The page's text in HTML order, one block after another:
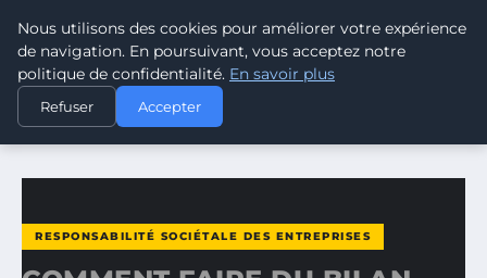
CLIMATE RESPONSE BLOG
ACCUEIL
RESPONSABILITÉ SOCIÉTALE DES ENTREPRISES
COMMENT FAIRE DU BILAN CARBONE UN AVANTAGE…
RESPONSABILITÉ SOCIÉTALE DES ENTREPRISES
Nous utilisons des cookies pour améliorer votre expérience
de navigation. En poursuivant, vous acceptez notre
politique de confidentialité. En savoir plus
Refuser Accepter